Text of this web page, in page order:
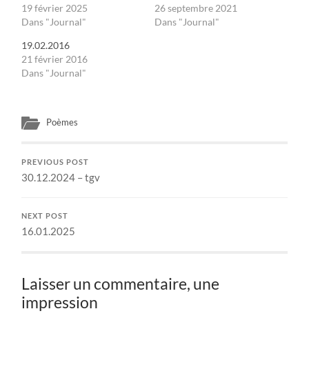
19 février 2025
Dans "Journal"
26 septembre 2021
Dans "Journal"
19.02.2016
21 février 2016
Dans "Journal"
Poèmes
PREVIOUS POST
30.12.2024 – tgv
NEXT POST
16.01.2025
Laisser un commentaire, une
impression